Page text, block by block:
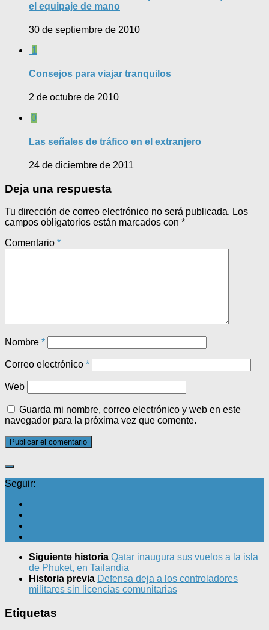
el equipaje de mano
30 de septiembre de 2010
1
Consejos para viajar tranquilos
2 de octubre de 2010
0
Las señales de tráfico en el extranjero
24 de diciembre de 2011
Deja una respuesta
Tu dirección de correo electrónico no será publicada. Los
campos obligatorios están marcados con *
Comentario *
Nombre *
Correo electrónico *
Web
Guarda mi nombre, correo electrónico y web en este
navegador para la próxima vez que comente.
Seguir:
Siguiente historia Qatar inaugura sus vuelos a la isla
de Phuket, en Tailandia
Historia previa Defensa deja a los controladores
militares sin licencias comunitarias
Etiquetas